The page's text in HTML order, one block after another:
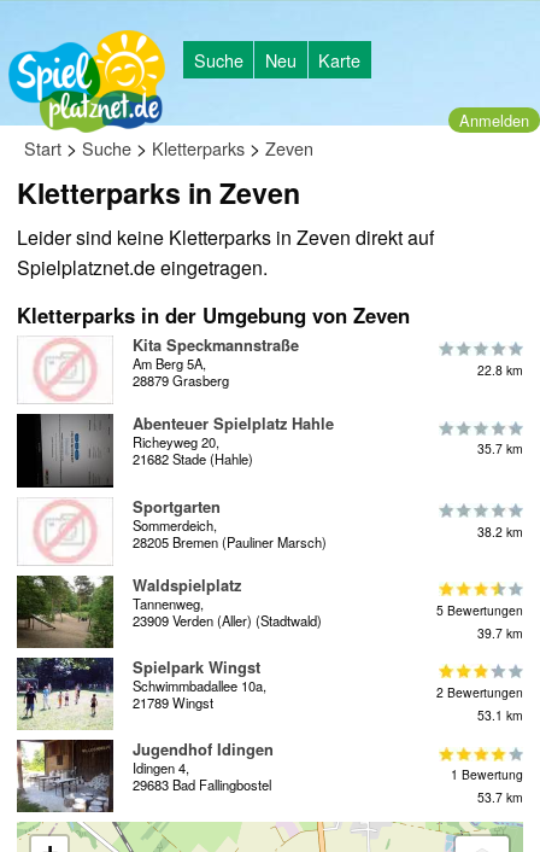
Suche Neu Karte
Anmelden
Start > Suche > Kletterparks > Zeven
Kletterparks in Zeven
Leider sind keine Kletterparks in Zeven direkt auf
Spielplatznet.de eingetragen.
Kletterparks in der Umgebung von Zeven
Kita Speckmannstraße
Am Berg 5A,
28879 Grasberg
22.8 km
Abenteuer Spielplatz Hahle
Richeyweg 20,
21682 Stade (Hahle)
35.7 km
Sportgarten
Sommerdeich,
28205 Bremen (Pauliner Marsch)
38.2 km
Waldspielplatz
Tannenweg,
23909 Verden (Aller) (Stadtwald)
5 Bewertungen
39.7 km
Spielpark Wingst
Schwimmbadallee 10a,
21789 Wingst
2 Bewertungen
53.1 km
Jugendhof Idingen
Idingen 4,
29683 Bad Fallingbostel
1 Bewertung
53.7 km